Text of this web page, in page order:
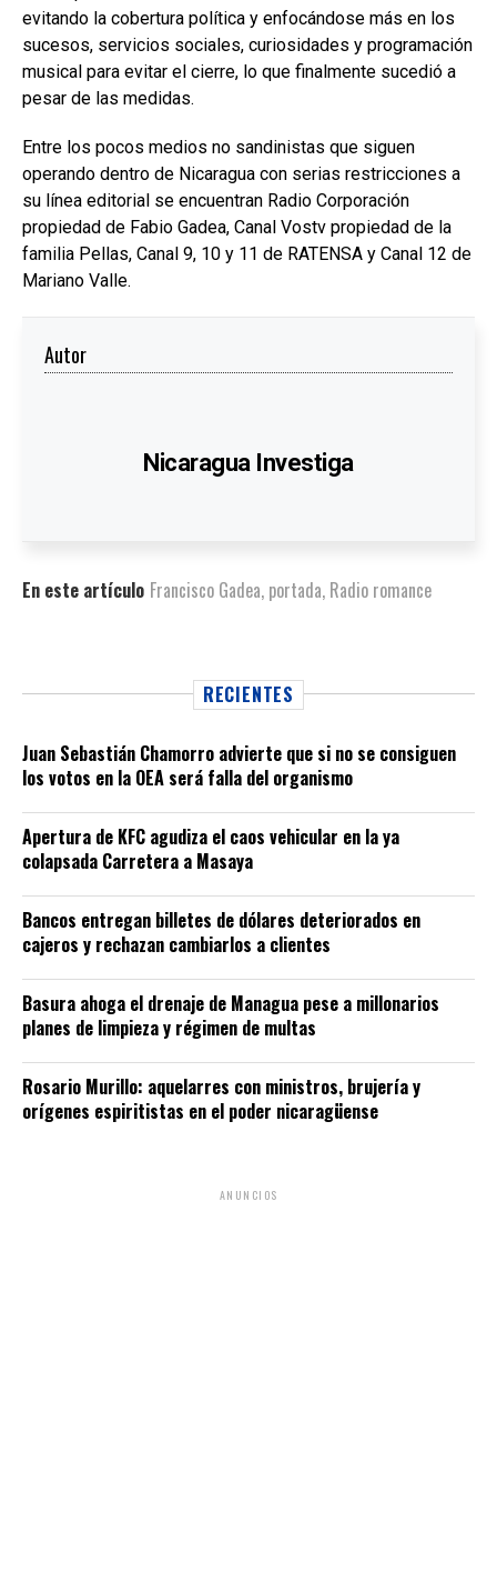
evitando la cobertura política y enfocándose más en los
sucesos, servicios sociales, curiosidades y programación
musical para evitar el cierre, lo que finalmente sucedió a
pesar de las medidas.
Entre los pocos medios no sandinistas que siguen
operando dentro de Nicaragua con serias restricciones a
su línea editorial se encuentran Radio Corporación
propiedad de Fabio Gadea, Canal Vostv propiedad de la
familia Pellas, Canal 9, 10 y 11 de RATENSA y Canal 12 de
Mariano Valle.
Autor
Nicaragua Investiga
En este artículo Francisco Gadea, portada, Radio romance
RECIENTES
Juan Sebastián Chamorro advierte que si no se consiguen
los votos en la OEA será falla del organismo
Apertura de KFC agudiza el caos vehicular en la ya
colapsada Carretera a Masaya
Bancos entregan billetes de dólares deteriorados en
cajeros y rechazan cambiarlos a clientes
Basura ahoga el drenaje de Managua pese a millonarios
planes de limpieza y régimen de multas
Rosario Murillo: aquelarres con ministros, brujería y
orígenes espiritistas en el poder nicaragüense
ANUNCIOS